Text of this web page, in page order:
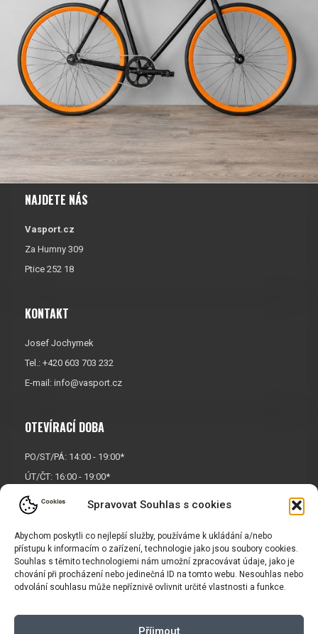
Spravovat Souhlas s cookies
Abychom poskytli co nejlepší služby, používáme k ukládání a/nebo
přístupu k informacím o zařízení, technologie jako jsou soubory cookies.
Souhlas s těmito technologiemi nám umožní zpracovávat údaje, jako je
chování při procházení nebo jedinečná ID na tomto webu. Nesouhlas nebo
odvolání souhlasu může nepříznivě ovlivnit určité vlastnosti a funkce.
Příjmout
NAJDETE NÁS
Vasport.cz
Za Humny 309
Ptice 252 18
KONTAKT
Josef Jochymek
Tel.: +420 603 703 232
E-mail: info@vasport.cz
OTEVÍRACÍ DOBA
PO/ST/PÁ: 14:00 - 19:00*
ÚT/ČT: 16:00 - 19:00*
Sobota: 9:00 - 17:00*
Neděle:
* Říjen, listopad a prosinec
OTEVŘENO POUZE
PO/ST/PÁ